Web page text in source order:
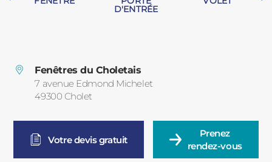
D'ENTRÉE
Fenêtres du Choletais
7 avenue Edmond Michelet
49300 Cholet
Votre devis gratuit
Prenez
rendez-vous